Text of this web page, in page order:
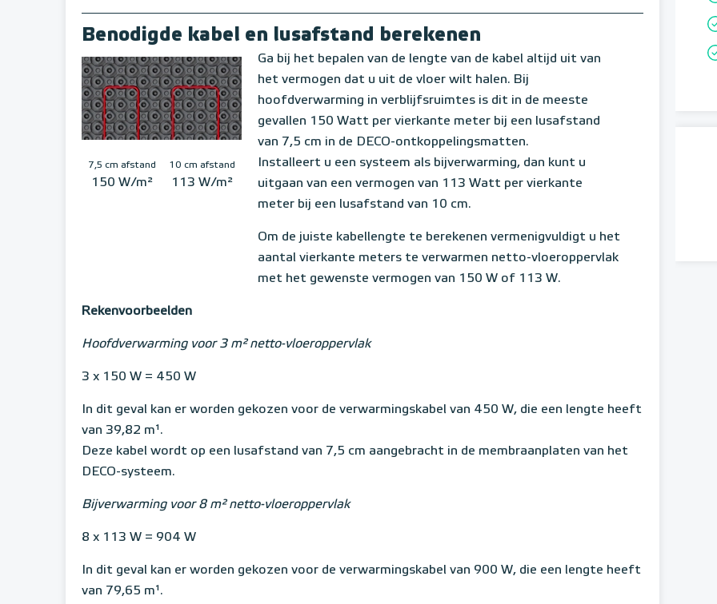
Benodigde kabel en lusafstand berekenen
7,5 cm afstand
150 W/m²
10 cm afstand
113 W/m²
Ga bij het bepalen van de lengte van de kabel altijd uit van
het vermogen dat u uit de vloer wilt halen. Bij
hoofdverwarming in verblijfsruimtes is dit in de meeste
gevallen 150 Watt per vierkante meter bij een lusafstand
van 7,5 cm in de DECO-ontkoppelingsmatten.
Installeert u een systeem als bijverwarming, dan kunt u
uitgaan van een vermogen van 113 Watt per vierkante
meter bij een lusafstand van 10 cm.
Om de juiste kabellengte te berekenen vermenigvuldigt u het
aantal vierkante meters te verwarmen netto-vloeroppervlak
met het gewenste vermogen van 150 W of 113 W.
Rekenvoorbeelden
Hoofdverwarming voor 3 m² netto-vloeroppervlak
3 x 150 W = 450 W
In dit geval kan er worden gekozen voor de verwarmingskabel van 450 W, die een lengte heeft
van 39,82 m¹.
Deze kabel wordt op een lusafstand van 7,5 cm aangebracht in de membraanplaten van het
DECO-systeem.
Bijverwarming voor 8 m² netto-vloeroppervlak
8 x 113 W = 904 W
In dit geval kan er worden gekozen voor de verwarmingskabel van 900 W, die een lengte heeft
van 79,65 m¹.